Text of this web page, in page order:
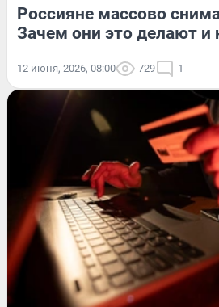
Россияне массово
Зачем они это делают и
12 июня, 2026, 08:00 729 1